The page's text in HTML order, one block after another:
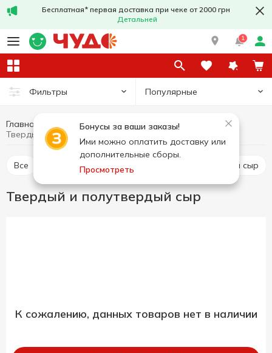
Бесплатная* первая доставка при чеке от 2000 грн
Детальней
1
Фильтры Популярные
Бонусы за ваши заказы!
Ими можно оплатить доставку или
дополнительные сборы.
Просмотреть
Главная Яйца и молочные продукты
Сыры
Все Твердый и полутвердый сыр Рассольный сыр
Твердый и полутвердый сыр
К сожалению, данных товаров нет в наличии